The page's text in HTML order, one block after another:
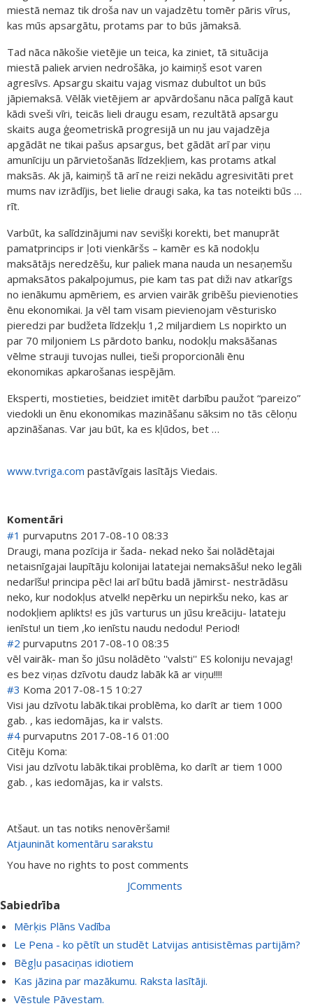
miestā nemaz tik droša nav un vajadzētu tomēr pāris vīrus,
kas mūs apsargātu, protams par to būs jāmaksā.
Tad nāca nākošie vietējie un teica, ka ziniet, tā situācija
miestā paliek arvien nedrošāka, jo kaimiņš esot varen
agresīvs. Apsargu skaitu vajag vismaz dubultot un būs
jāpiemaksā. Vēlāk vietējiem ar apvārdošanu nāca palīgā kaut
kādi sveši vīri, teicās lieli draugu esam, rezultātā apsargu
skaits auga ģeometriskā progresijā un nu jau vajadzēja
apgādāt ne tikai pašus apsargus, bet gādāt arī par viņu
amunīciju un pārvietošanās līdzekļiem, kas protams atkal
maksās. Ak jā, kaimiņš tā arī ne reizi nekādu agresivitāti pret
mums nav izrādījis, bet lielie draugi saka, ka tas noteikti būs …
rīt.
Varbūt, ka salīdzinājumi nav sevišķi korekti, bet manuprāt
pamatprincips ir ļoti vienkāršs – kamēr es kā nodokļu
maksātājs neredzēšu, kur paliek mana nauda un nesaņemšu
apmaksātos pakalpojumus, pie kam tas pat diži nav atkarīgs
no ienākumu apmēriem, es arvien vairāk gribēšu pievienoties
ēnu ekonomikai. Ja vēl tam visam pievienojam vēsturisko
pieredzi par budžeta līdzekļu 1,2 miljardiem Ls nopirkto un
par 70 miljoniem Ls pārdoto banku, nodokļu maksāšanas
vēlme strauji tuvojas nullei, tieši proporcionāli ēnu
ekonomikas apkarošanas iespējām.
Eksperti, mostieties, beidziet imitēt darbību paužot “pareizo”
viedokli un ēnu ekonomikas mazināšanu sāksim no tās cēloņu
apzināšanas. Var jau būt, ka es kļūdos, bet …
www.tvriga.com pastāvīgais lasītājs Viedais.
Komentāri
#1 purvaputns 2017-08-10 08:33
Draugi, mana pozīcija ir šada- nekad neko šai nolādētajai
netaisnīgajai laupītāju kolonijai latatejai nemaksāšu! neko legāli
nedarīšu! principa pēc! lai arī būtu badā jāmirst- nestrādāsu
neko, kur nodokļus atvelk! nepērku un nepirkšu neko, kas ar
nodokļiem aplikts! es jūs varturus un jūsu kreāciju- latateju
ienīstu! un tiem ,ko ienīstu naudu nedodu! Period!
#2 purvaputns 2017-08-10 08:35
vēl vairāk- man šo jūsu nolādēto ''valsti'' ES koloniju nevajag!
es bez viņas dzīvotu daudz labāk kā ar viņu!!!!
#3 Koma 2017-08-15 10:27
Visi jau dzīvotu labāk.tikai problēma, ko darīt ar tiem 1000
gab. , kas iedomājas, ka ir valsts.
#4 purvaputns 2017-08-16 01:00
Citēju Koma:
Visi jau dzīvotu labāk.tikai problēma, ko darīt ar tiem 1000
gab. , kas iedomājas, ka ir valsts.
Atšaut. un tas notiks nenovēršami!
Atjaunināt komentāru sarakstu
You have no rights to post comments
JComments
Sabiedrība
Mērķis Plāns Vadība
Le Pena - ko pētīt un studēt Latvijas antisistēmas partijām?
Bēgļu pasaciņas idiotiem
Kas jāzina par mazākumu. Raksta lasītāji.
Vēstule Pāvestam.